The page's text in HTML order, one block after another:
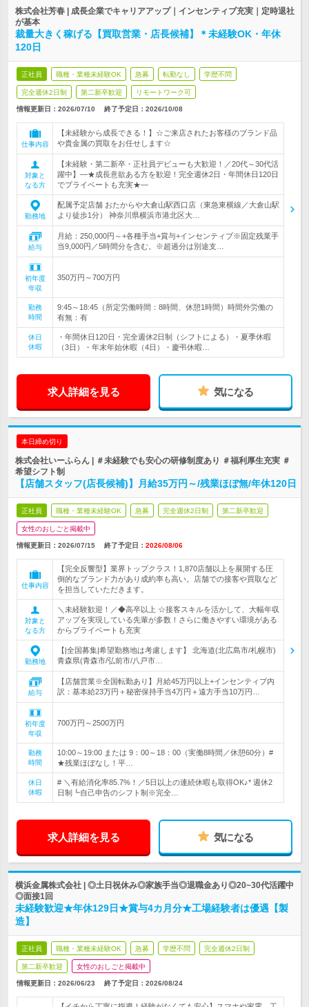
株式会社芳春 | 成長企業でキャリアアップ｜インセンティブ充実｜定時退社
が基本
裁量大きく稼げる【買取営業・店長候補】＊未経験OK・年休
120日
正社員 職種・業種未経験OK 急募 転勤なし 学歴不問
完全週休2日制 第二新卒歓迎 リモートワーク可
情報更新日：2026/07/10 終了予定日： 2026/10/08
仕事内容
【未経験から成長できる！】☆ご来店されたお客様のブランド品
や貴金属の買取をお任せします☆
対象と
なる方
【未経験・第二新卒・正社員デビューも大歓迎！／20代～30代活
躍中】―★成長意欲ある方を歓迎！完全週休2日・年間休日120日
でプライベートも充実★―
勤務地
配属予定店舗 おたからや大倉山駅西口店（東急東横線／大倉山駅
より徒歩1分） 神奈川県横浜市港北区大…
給与
月給：250,000円～+各種手当+賞与+インセンティブ※固定残業手
当9,000円／5時間分を含む。※超過分は別途支…
初年度
年収
350万円～700万円
勤務
時間
9:45～18:45（所定労働時間：8時間、休憩1時間）時間外労働の
有無：有
休日
休暇
・年間休日120日・完全週休2日制（シフトによる）・夏季休暇
（3日）・年末年始休暇（4日）・慶弔休暇…
求人詳細を見る 気になる
本日締め切り
株式会社いーふらん | ＃未経験でも安心の研修制度あり ＃福利厚生充実 ＃
希望シフト制
【店舗スタッフ(店長候補)】月給35万円～/残業ほぼ無/年休120日
正社員 職種・業種未経験OK 急募 完全週休2日制 第二新卒歓迎
女性のおしごと掲載中
情報更新日：2026/07/15 終了予定日： 2026/08/06
仕事内容
【完全反響型】業界トップクラス！1,870店舗以上を展開する圧
倒的なブランド力があり成約率も高い。店舗での接客や買取など
を担当していただきます。
対象と
なる方
＼未経験歓迎！／◆高卒以上 ☆接客スキルを活かして、大幅年収
アップを実現している先輩が多数！さらに働きやすい環境がある
からプライベートも充実
勤務地
【|全国募集|希望勤務地は考慮します】 北海道(北広島市/札幌市)
青森県(青森市/弘前市/八戸市…
給与
【店舗営業※全国転勤あり】月給45万円以上+インセンティブ内
訳：基本給23万円＋秘密保持手当4万円＋遠方手当10万円…
初年度
年収
700万円～2500万円
勤務
時間
10:00～19:00 または 9：00～18：00（実働8時間／休憩60分）#
★残業ほぼなし！平…
休日
休暇
# ＼有給消化率85.7%！／5日以上の連続休暇も取得OK♪* 週休2
日制┗自己申告のシフト制※完全…
求人詳細を見る 気になる
横浜金属株式会社 | ◎土日祝休み◎家族手当◎退職金あり◎20~30代活躍中
◎面接1回
未経験歓迎★年休129日★賞与4カ月分★工場経験者は優遇【製
造】
正社員 職種・業種未経験OK 急募 学歴不問 完全週休2日制
第二新卒歓迎 女性のおしごと掲載中
情報更新日：2026/06/23 終了予定日： 2026/08/24